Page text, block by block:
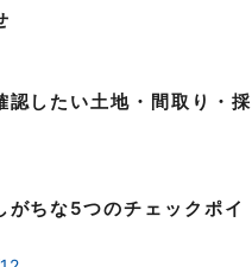
認したい土地・間取り・採
がちな5つのチェックポイ